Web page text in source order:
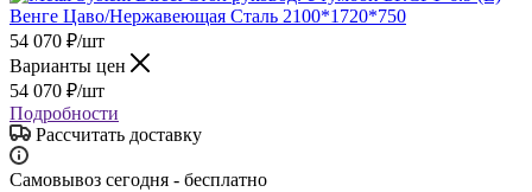
54 070 ₽/шт
Варианты цен
54 070 ₽/шт
Подробности
Рассчитать доставку
Самовывоз сегодня - бесплатно